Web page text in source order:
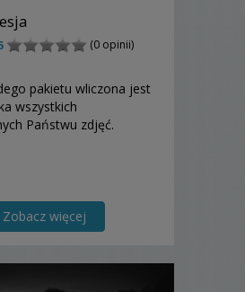
(0 opinii)
pakietu wliczona jest
wszystkich
Państwu zdjęć.
Zobacz więcej